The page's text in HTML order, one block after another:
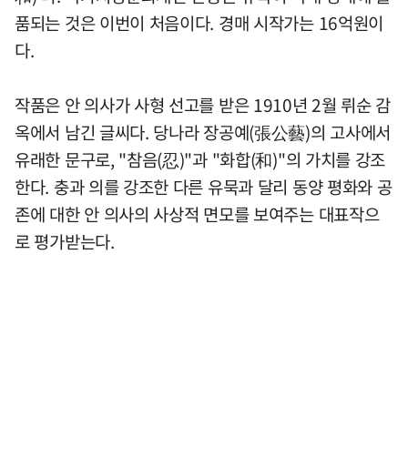
품되는 것은 이번이 처음이다. 경매 시작가는 16억원이
다.
작품은 안 의사가 사형 선고를 받은 1910년 2월 뤼순 감
옥에서 남긴 글씨다. 당나라 장공예(張公藝)의 고사에서
유래한 문구로, "참음(忍)"과 "화합(和)"의 가치를 강조
한다. 충과 의를 강조한 다른 유묵과 달리 동양 평화와 공
존에 대한 안 의사의 사상적 면모를 보여주는 대표작으
로 평가받는다.